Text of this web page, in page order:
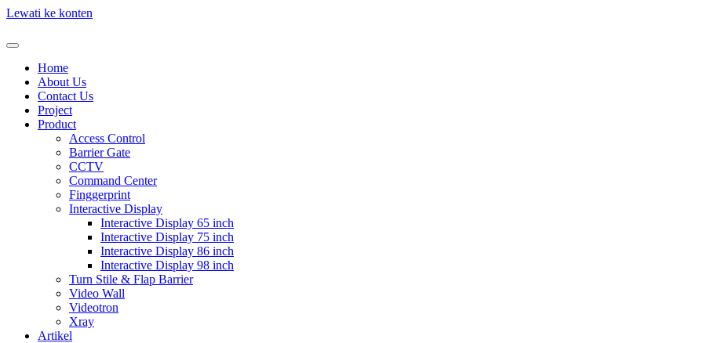
Lewati ke konten
Home
About Us
Contact Us
Project
Product
Access Control
Barrier Gate
CCTV
Command Center
Finggerprint
Interactive Display
Interactive Display 65 inch
Interactive Display 75 inch
Interactive Display 86 inch
Interactive Display 98 inch
Turn Stile & Flap Barrier
Video Wall
Videotron
Xray
Artikel